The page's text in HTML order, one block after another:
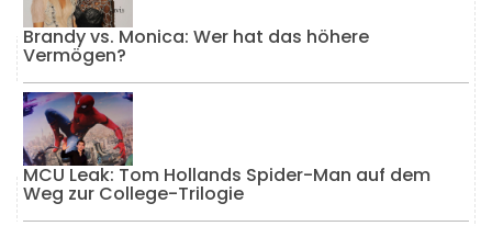
Brandy vs. Monica: Wer hat das höhere
Vermögen?
MCU Leak: Tom Hollands Spider-Man auf dem
Weg zur College-Trilogie